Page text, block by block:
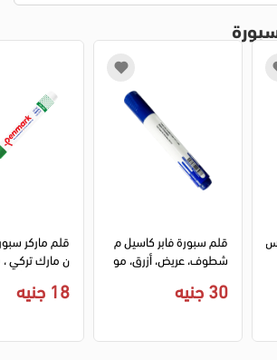
س
قلم سبورة فابر كاسيل م
شطوف، عريض، أزرق، مو
30 جنيه
قلم ماركر
ن مارك
18 جنيه